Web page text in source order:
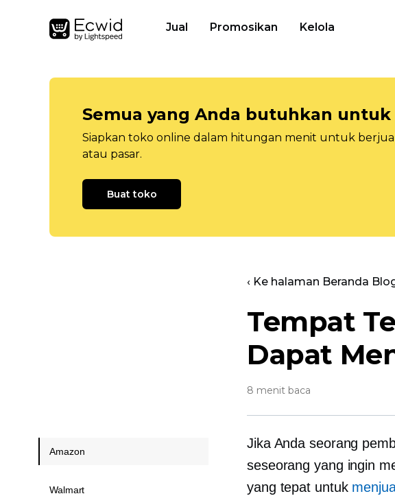
Jual Promosikan Kelola
Semua yang Anda butuhkan
Siapkan toko online dalam hitungan menit untuk
atau pasar.
Buat toko
‹ Ke halaman Beranda
Tempat
Dapat
8 menit baca
Jika Anda seorang
seseorang yang ingin
yang tepat untuk
Amazon
Walmart